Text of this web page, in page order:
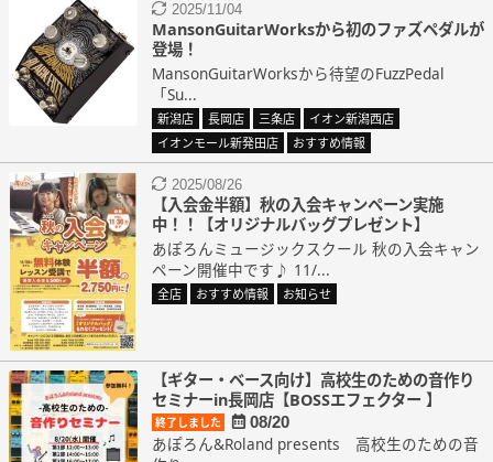
2025/11/04
MansonGuitarWorksから初のファズペダルが
登場！
MansonGuitarWorksから待望のFuzzPedal
「Su...
新潟店 長岡店 三条店
イオン新潟西店
イオンモール新発田店
おすすめ情報
2025/08/26
【入会金半額】秋の入会キャンペーン実施
中！！【オリジナルバッグプレゼント】
あぽろんミュージックスクール 秋の入会キャン
ペーン開催中です♪ 11/...
全店 おすすめ情報 お知らせ
【ギター・ベース向け】高校生のための音作り
セミナーin長岡店【BOSSエフェクター 】
終了しました 08/20
あぽろん&Roland presents 高校生のための音